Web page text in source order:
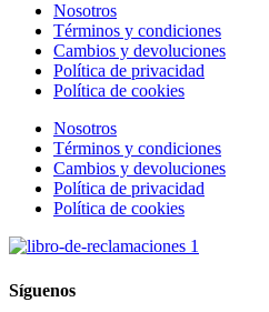
Nosotros
Términos y condiciones
Cambios y devoluciones
Política de privacidad
Política de cookies
Nosotros
Términos y condiciones
Cambios y devoluciones
Política de privacidad
Política de cookies
Síguenos